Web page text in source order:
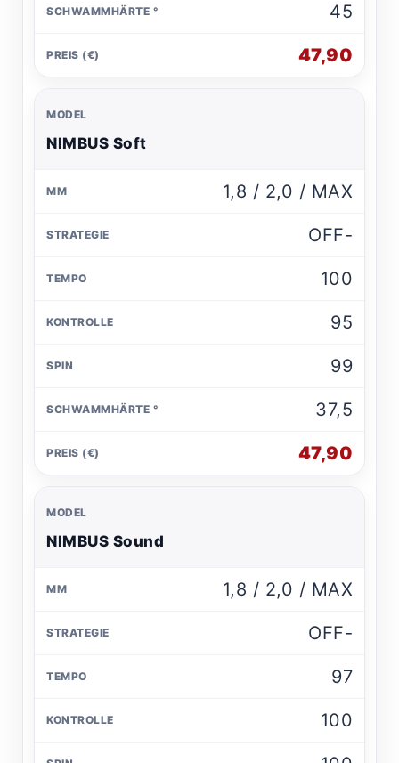
45
47,90
NIMBUS Soft
1,8 / 2,0 / MAX
OFF-
100
95
99
37,5
47,90
NIMBUS Sound
1,8 / 2,0 / MAX
OFF-
97
100